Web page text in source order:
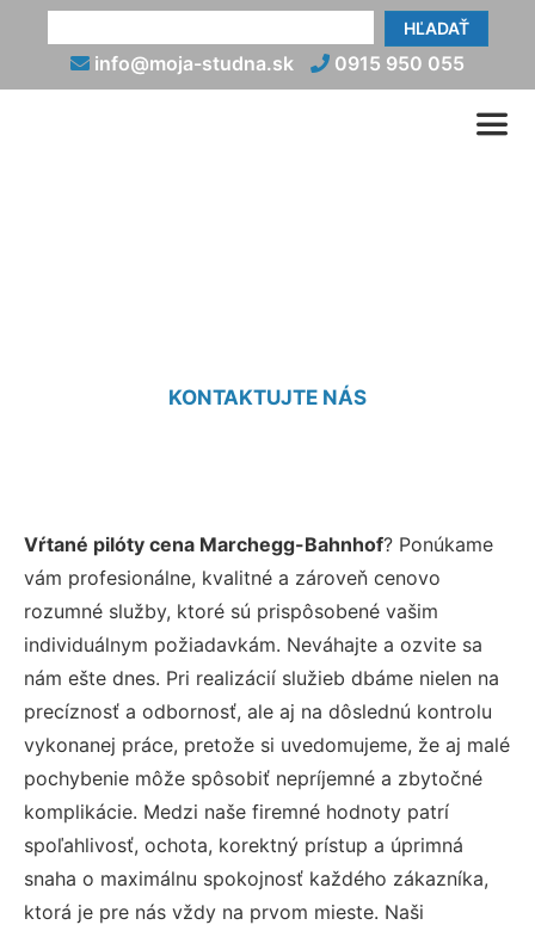
HĽADAŤ
info@moja-studna.sk 0915 950 055
KONTAKTUJTE NÁS
Vŕtané pilóty cena Marchegg-Bahnhof? Ponúkame
vám profesionálne, kvalitné a zároveň cenovo
rozumné služby, ktoré sú prispôsobené vašim
individuálnym požiadavkám. Neváhajte a ozvite sa
nám ešte dnes. Pri realizácií služieb dbáme nielen na
precíznosť a odbornosť, ale aj na dôslednú kontrolu
vykonanej práce, pretože si uvedomujeme, že aj malé
pochybenie môže spôsobiť nepríjemné a zbytočné
komplikácie. Medzi naše firemné hodnoty patrí
spoľahlivosť, ochota, korektný prístup a úprimná
snaha o maximálnu spokojnosť každého zákazníka,
ktorá je pre nás vždy na prvom mieste. Naši